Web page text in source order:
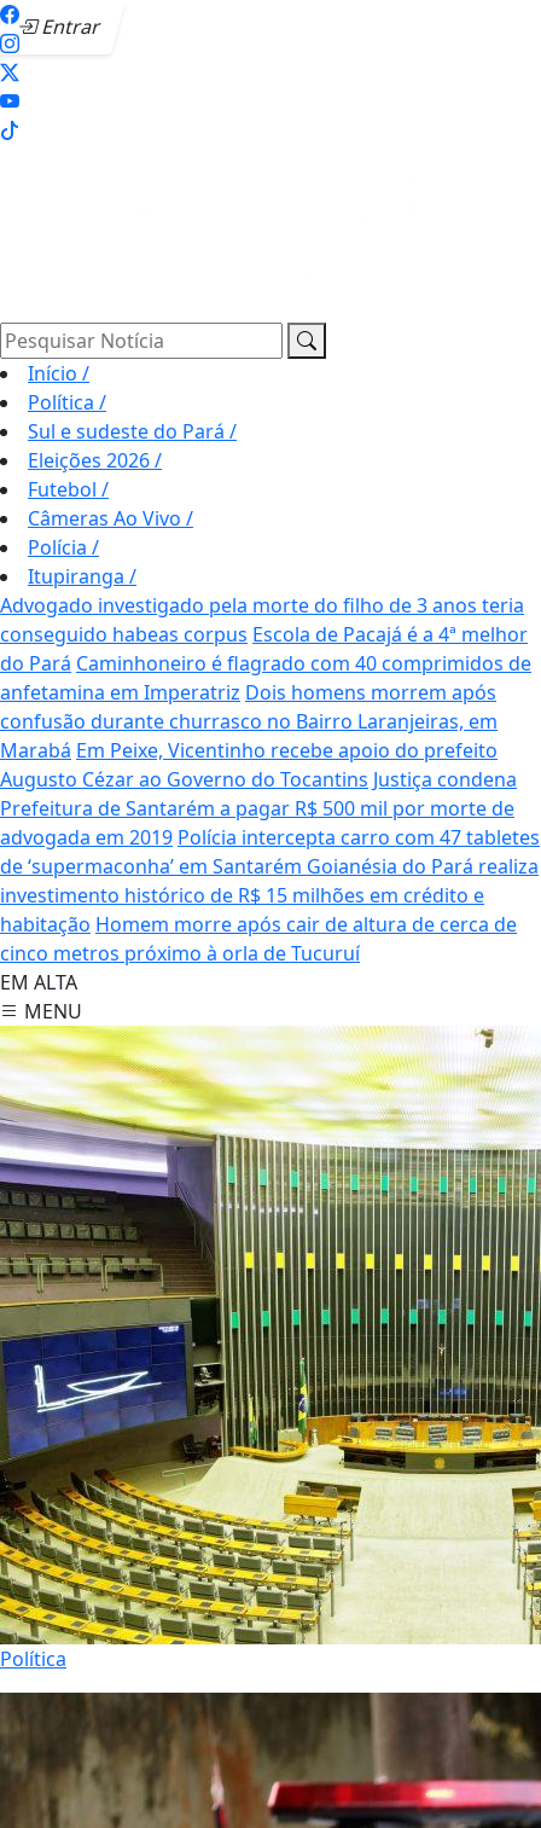
Entrar
Pesquisar Notícia
Início /
Política /
Sul e sudeste do Pará /
Eleições 2026/
Futebol /
Câmeras Ao Vivo /
Polícia /
Itupiranga /
Advogado investigado pela morte do filho de 3 anos teria
conseguido habeas corpus Escola de Pacajá é a 4ª melhor
do Pará Caminhoneiro é flagrado com 40 comprimidos de
anfetamina em Imperatriz Dois homens morrem após
confusão durante churrasco no Bairro Laranjeiras, em
Marabá Em Peixe, Vicentinho recebe apoio do prefeito
Augusto Cézar ao Governo do Tocantins Justiça condena
Prefeitura de Santarém a pagar R$ 500 mil por morte de
advogada em 2019 Polícia intercepta carro com 47 tabletes
de ‘supermaconha’ em Santarém Goianésia do Pará realiza
investimento histórico de R$ 15 milhões em crédito e
habitação Homem morre após cair de altura de cerca de
cinco metros próximo à orla de Tucuruí
EM ALTA
MENU
Política